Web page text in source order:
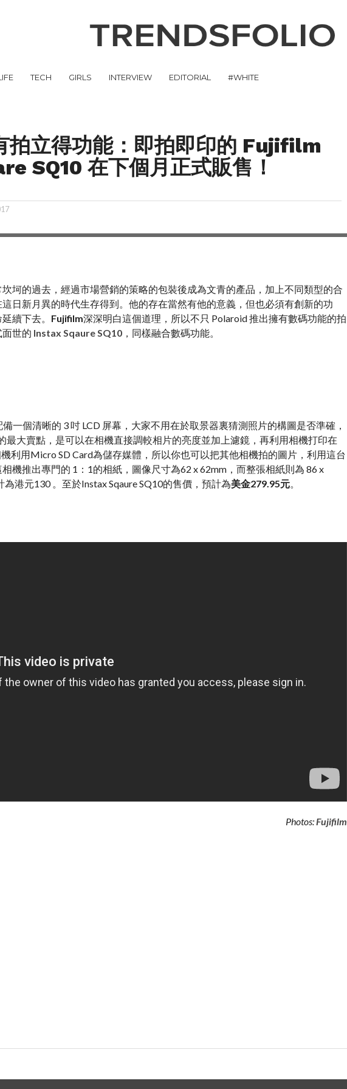
TECH GIRLS INTERVIEW EDITORIAL #WHITE
拍立得功能：即拍即印的 Fujifilm
SQ10 在下個月正式販售！
能的即影即有相機，Fujifilm下個月正式
同樣融合數碼功能。
坷的過去，經過市場營銷的策略的包裝後成為文青的產品，加上不同類型的合
日新月異的時代生存得到。他的存在當然有他的意義，但也必須有創新的功
續下去。 Fujifilm深深明白這個道理，所以不只 Polaroid 推出擁有數碼功能的拍
世的 Instax Sqaure SQ10，同樣融合數碼功能。
一個清晰的 3 吋 LCD 屏幕，大家不用在於取景器裏猜測照片的構圖是否準確，
最大賣點，是可以在相機直接調較相片的亮度並加上濾鏡，再利用相機打印在
機利用Micro SD Card為儲存媒體，所以你也可以把其他相機拍的圖片，利用這台
機推出專門的 1：1的相紙，圖像尺寸為62 x 62mm，而整張相紙則為 86 x
港元130 。至於Instax Sqaure SQ10的售價，預計為美金279.95元。
Photos: Fujifilm